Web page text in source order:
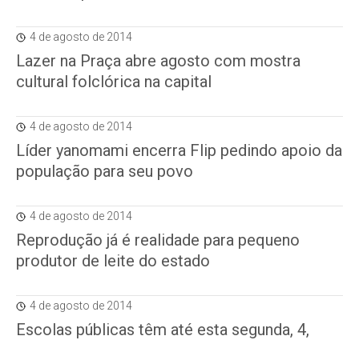
4 de agosto de 2014
Lazer na Praça abre agosto com mostra
cultural folclórica na capital
4 de agosto de 2014
Líder yanomami encerra Flip pedindo apoio da
população para seu povo
4 de agosto de 2014
Reprodução já é realidade para pequeno
produtor de leite do estado
4 de agosto de 2014
Escolas públicas têm até esta segunda, 4,